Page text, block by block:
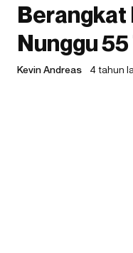
Berangkat
Nunggu 55
Kevin Andreas 4 tahun